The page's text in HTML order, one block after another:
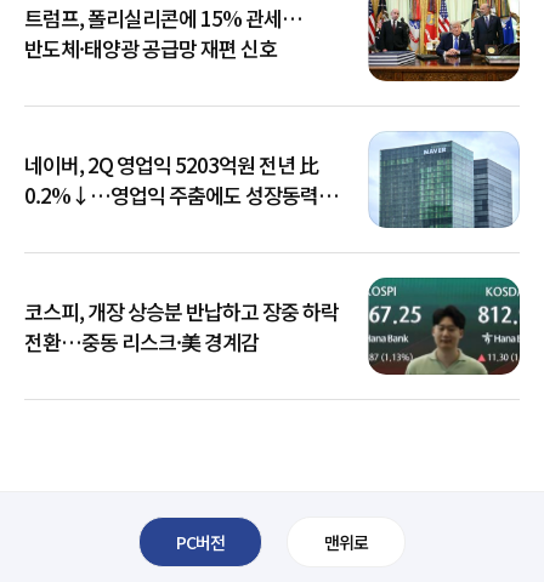
트럼프, 폴리실리콘에 15% 관세…
반도체·태양광 공급망 재편 신호
네이버, 2Q 영업익 5203억원 전년 比
0.2%↓…영업익 주춤에도 성장동력
코스피, 개장 상승분 반납하고 장중 하락
전환…중동 리스크·美 경계감
PC버전 맨위로